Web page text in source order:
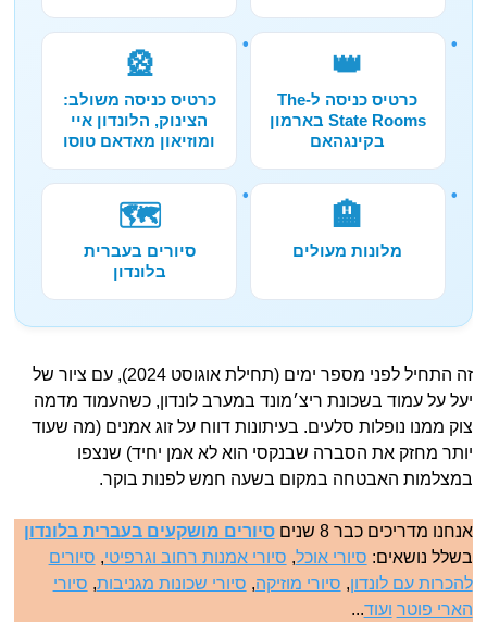
👑
כרטיס כניסה ל-The
State Rooms בארמון
בקינגהאם
🎡
כרטיס כניסה משולב:
הצינוק, הלונדון איי
ומוזיאון מאדאם טוסו
🏨
מלונות מעולים
🗺️
סיורים בעברית
בלונדון
זה התחיל לפני מספר ימים (תחילת אוגוסט 2024), עם ציור של
יעל על עמוד בשכונת ריצ׳מונד במערב לונדון, כשהעמוד מדמה
צוק ממנו נופלות סלעים. בעיתונות דווח על זוג אמנים (מה שעוד
יותר מחזק את הסברה שבנקסי הוא לא אמן יחיד) שנצפו
במצלמות האבטחה במקום בשעה חמש לפנות בוקר.
אנחנו מדריכים כבר 8 שנים
סיורים מושקעים בעברית בלונדון
בשלל נושאים: סיורי אוכל, סיורי אמנות רחוב וגרפיטי, סיורים
להכרות עם לונדון, סיורי מוזיקה, סיורי שכונות מגניבות, סיורי
הארי פוטר ועוד...